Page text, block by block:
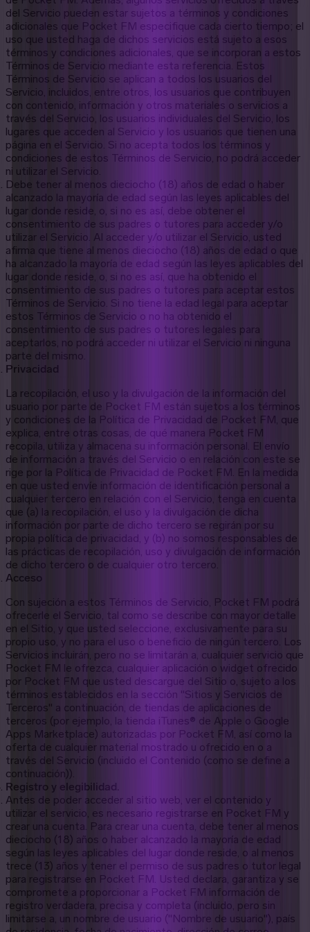
del Servicio pueden estar sujetos a términos y condiciones
adicionales que Pocket FM especifique cada cierto tiempo; el
uso que usted haga de dichos servicios está sujeto a esos
términos y condiciones adicionales, que se incorporan a estos
Términos de Servicio mediante esta referencia. Estos
Términos de Servicio se aplican a todos los usuarios del
Servicio, incluidos, entre otros, los usuarios que contribuyen
con contenido, información y otros materiales o servicios a
través del Servicio, los usuarios individuales del Servicio, los
lugares que acceden al Servicio y los usuarios que tienen una
página en el Servicio. Si no acepta todos los términos y
condiciones de estos Términos de Servicio, no podrá acceder
ni utilizar el Servicio.
Debe tener al menos dieciocho (18) años de edad o haber
alcanzado la mayoría de edad según las leyes aplicables del
lugar donde reside, o, si no es así, debe obtener el
consentimiento de sus padres o tutores para acceder y/o
utilizar el Servicio. Al acceder y/o utilizar el Servicio, usted
afirma que tiene al menos dieciocho (18) años de edad o que
ha alcanzado la mayoría de edad según las leyes aplicables del
lugar donde reside, o, si no es así, que ha obtenido el
consentimiento de sus padres o tutores para aceptar estos
Términos de Servicio. Si no tiene la edad legal para aceptar
estos Términos de Servicio o no ha obtenido el
consentimiento de sus padres o tutores legales para
aceptarlos, no podrá acceder ni utilizar el Servicio ni ninguna
parte del mismo.
Privacidad
La recopilación, el uso y la divulgación de la información del
usuario por parte de Pocket FM están sujetos a los términos
y condiciones de la Política de Privacidad de Pocket FM, que
explica, entre otras cosas, de qué manera Pocket FM
recopila, utiliza y almacena su información personal. El envío
de información a través del Servicio o en relación con este se
rige por la Política de Privacidad de Pocket FM. En la medida
en que usted envíe información de identificación personal a
cualquier tercero en relación con el Servicio, tenga en cuenta
que (a) la recopilación, el uso y la divulgación de dicha
información por parte de dicho tercero se regirán por su
propia política de privacidad, y (b) no somos responsables de
las prácticas de recopilación, uso y divulgación de información
de dicho tercero o de cualquier otro tercero.
Acceso
Con sujeción a estos Términos de Servicio, Pocket FM podrá
ofrecerle el Servicio, tal como se describe con mayor detalle
en el Sitio, y que usted seleccione, exclusivamente para su
propio uso, y no para el uso o beneficio de ningún tercero. Los
Servicios incluirán, pero no se limitarán a, cualquier servicio que
Pocket FM le ofrezca, cualquier aplicación o widget ofrecido
por Pocket FM que usted descargue del Sitio o, sujeto a los
términos establecidos en la sección "Sitios y Servicios de
Terceros" a continuación, de tiendas de aplicaciones de
terceros (por ejemplo, la tienda iTunes® de Apple o Google
Apps Marketplace) autorizadas por Pocket FM, así como la
oferta de cualquier material mostrado u ofrecido en o a
través del Servicio (incluido el Contenido (como se define a
continuación)).
Registro y elegibilidad.
Antes de poder acceder al sitio web, ver el contenido y
utilizar el servicio, es necesario registrarse en Pocket FM y
crear una cuenta. Para crear una cuenta, debe tener al menos
dieciocho (18) años o haber alcanzado la mayoría de edad
según las leyes aplicables del lugar donde reside, o al menos
trece (13) años y tener el permiso de sus padres o tutor legal
para registrarse en Pocket FM. Usted declara, garantiza y se
compromete a proporcionar a Pocket FM información de
registro verdadera, precisa y completa (incluido, pero sin
limitarse a, un nombre de usuario ("Nombre de usuario"), país